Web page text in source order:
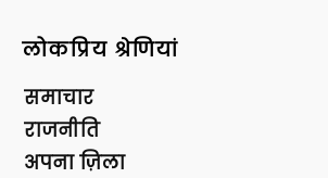
लोकप्रिय श्रेणियां
समाचार
राजनीति
अपना ज़िला